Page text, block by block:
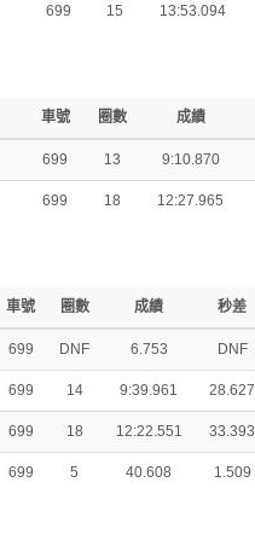
699 15 13:53.094
車號 圈數 成績
699 13 9:10.870
699 18 12:27.965
車號 圈數 成績 秒差
699 DNF 6.753 DNF
699 14 9:39.961 28.627
699 18 12:22.551 33.393
699 5 40.608 1.509